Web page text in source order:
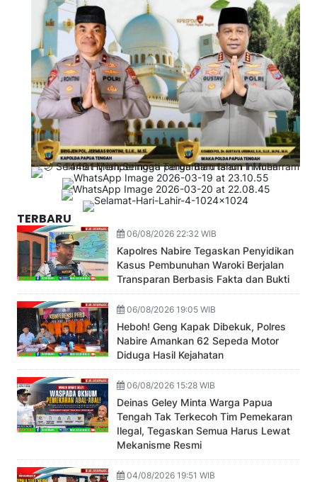
TERBARU
06/08/2026 22:32 WIB
Kapolres Nabire Tegaskan Penyidikan
Kasus Pembunuhan Waroki Berjalan
Transparan Berbasis Fakta dan Bukti
06/08/2026 19:05 WIB
Heboh! Geng Kapak Dibekuk, Polres
Nabire Amankan 62 Sepeda Motor
Diduga Hasil Kejahatan
06/08/2026 15:28 WIB
Deinas Geley Minta Warga Papua
Tengah Tak Terkecoh Tim Pemekaran
Ilegal, Tegaskan Semua Harus Lewat
Mekanisme Resmi
04/08/2026 19:51 WIB